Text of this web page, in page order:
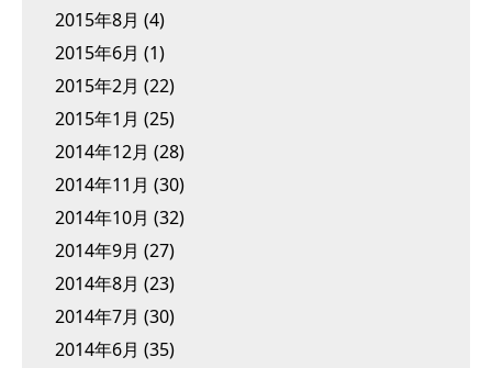
2015年8月 (4)
2015年6月 (1)
2015年2月 (22)
2015年1月 (25)
2014年12月 (28)
2014年11月 (30)
2014年10月 (32)
2014年9月 (27)
2014年8月 (23)
2014年7月 (30)
2014年6月 (35)